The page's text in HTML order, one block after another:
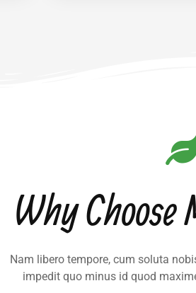
Why
Nam libero tempore, cum soluta
impedit quo minus id quod